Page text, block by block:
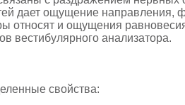
дает ощущение
относят и ощущения
вестибу­лярного анализатора.
свойства: